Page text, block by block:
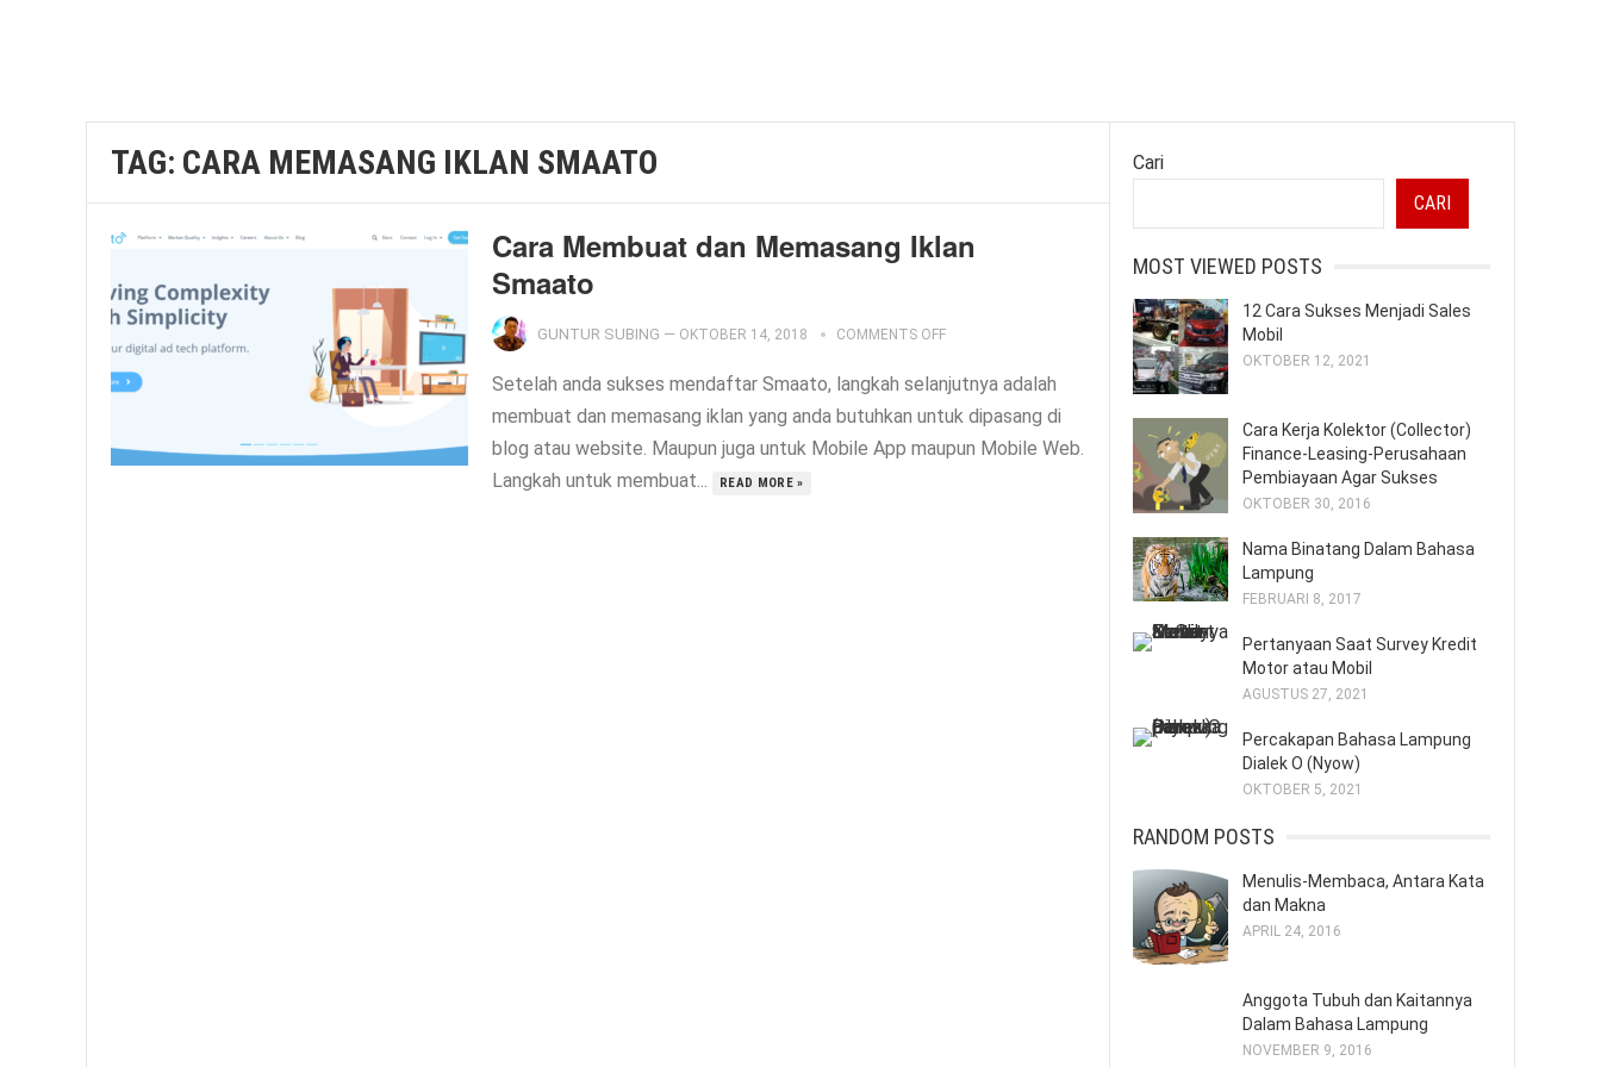
TAG: CARA MEMASANG IKLAN SMAATO
Cara Membuat dan Memasang Iklan
Smaato
GUNTUR SUBING — OKTOBER 14, 2018 COMMENTS OFF
Setelah anda sukses mendaftar Smaato, langkah selanjutnya adalah
membuat dan memasang iklan yang anda butuhkan untuk dipasang di
blog atau website. Maupun juga untuk Mobile App maupun Mobile Web.
Langkah untuk membuat...
READ MORE »
Cari
CARI
MOST VIEWED POSTS
12 Cara Sukses Menjadi Sales
Mobil
OKTOBER 12, 2021
Cara Kerja Kolektor (Collector)
Finance-Leasing-Perusahaan
Pembiayaan Agar Sukses
OKTOBER 30, 2016
Nama Binatang Dalam Bahasa
Lampung
FEBRUARI 8, 2017
Pertanyaan Saat Survey Kredit
Motor atau Mobil
AGUSTUS 27, 2021
Percakapan Bahasa Lampung
Dialek O (Nyow)
OKTOBER 5, 2021
RANDOM POSTS
Menulis-Membaca, Antara Kata
dan Makna
APRIL 24, 2016
Anggota Tubuh dan Kaitannya
Dalam Bahasa Lampung
NOVEMBER 9, 2016